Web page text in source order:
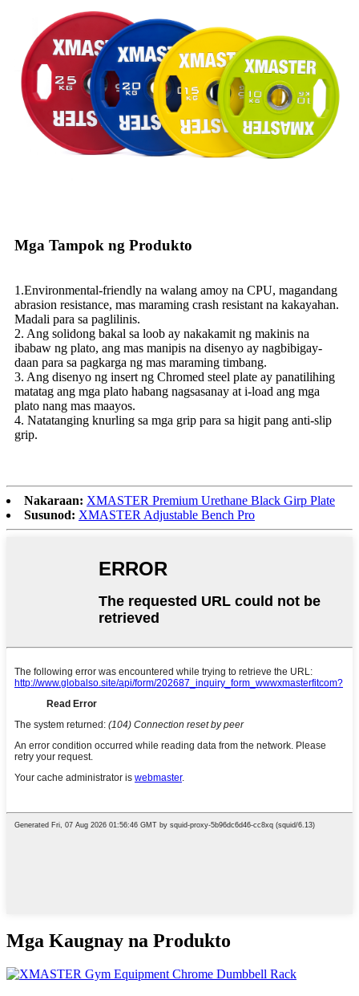
Mga Tampok ng Produkto
1.Environmental-friendly na walang amoy na CPU, magandang
abrasion resistance, mas maraming crash resistant na kakayahan.
Madali para sa paglilinis.
2. Ang solidong bakal sa loob ay nakakamit ng makinis na
ibabaw ng plato, ang mas manipis na disenyo ay nagbibigay-
daan para sa pagkarga ng mas maraming timbang.
3. Ang disenyo ng insert ng Chromed steel plate ay panatilihing
matatag ang mga plato habang nagsasanay at i-load ang mga
plato nang mas maayos.
4. Natatanging knurling sa mga grip para sa higit pang anti-slip
grip.
Nakaraan: XMASTER Premium Urethane Black Girp Plate
Susunod: XMASTER Adjustable Bench Pro
Mga Kaugnay na Produkto